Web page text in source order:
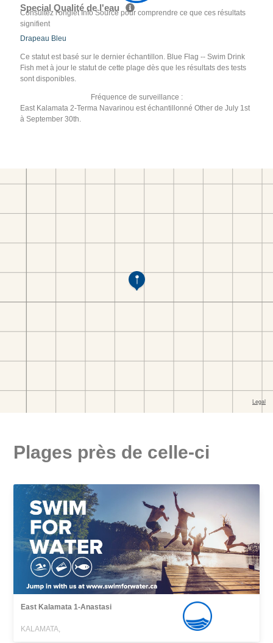
Special Qualité de l'eau
Consultez l'onglet Info Source pour comprendre ce que ces résultats
signifient
Drapeau Bleu
Ce statut est basé sur le dernier échantillon. Blue Flag -- Swim Drink
Fish met à jour le statut de cette plage dès que les résultats des tests
sont disponibles.
Fréquence de surveillance :
East Kalamata 2-Terma Navarinou est échantillonné Other de July 1st
à September 30th.
Plages près de celle-ci
East Kalamata 1-Anastasi
KALAMATA,